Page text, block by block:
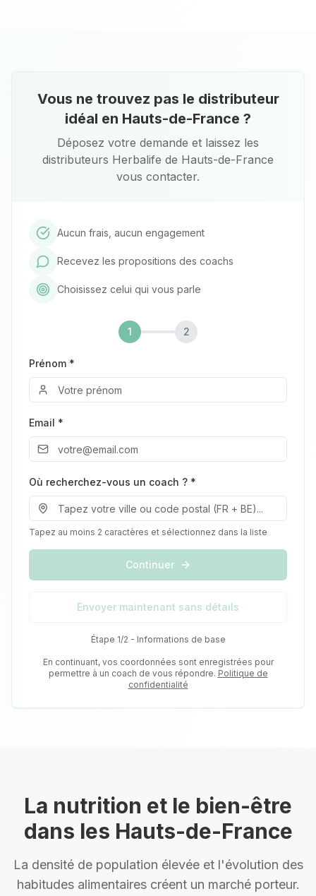
Vous ne trouvez pas le distributeur
idéal en Hauts-de-France ?
Déposez votre demande et laissez les
distributeurs Herbalife de Hauts-de-France
vous contacter.
Aucun frais, aucun engagement
Recevez les propositions des coachs
Choisissez celui qui vous parle
1 2
Prénom *
Email *
Où recherchez-vous un coach ? *
Tapez au moins 2 caractères et sélectionnez dans la liste
Continuer
Envoyer maintenant sans détails
Étape 1/2 - Informations de base
En continuant, vos coordonnées sont enregistrées pour
permettre à un coach de vous répondre. Politique de
confidentialité
La nutrition et le bien-être
dans les Hauts-de-France
La densité de population élevée et l'évolution des
habitudes alimentaires créent un marché porteur.